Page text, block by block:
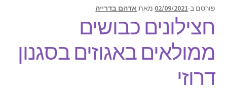
מתכונים מהמטבח הדרוזי
פורסם ב-02/09/2021 מאת אדהם בדרייה
חצילונים כבושים
ממולאים באגוזים בסגנון
דרוזי